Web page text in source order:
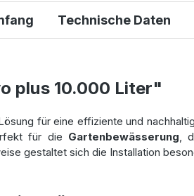
Technische Daten
plus 10.000 Liter"
für eine effiziente und
für die Gartenbewässerung ,
gestaltet sich die Installation